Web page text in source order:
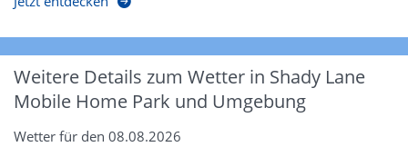
Weitere Details zum Wetter in Shady Lane
Mobile Home Park und Umgebung
Wetter für den 08.08.2026